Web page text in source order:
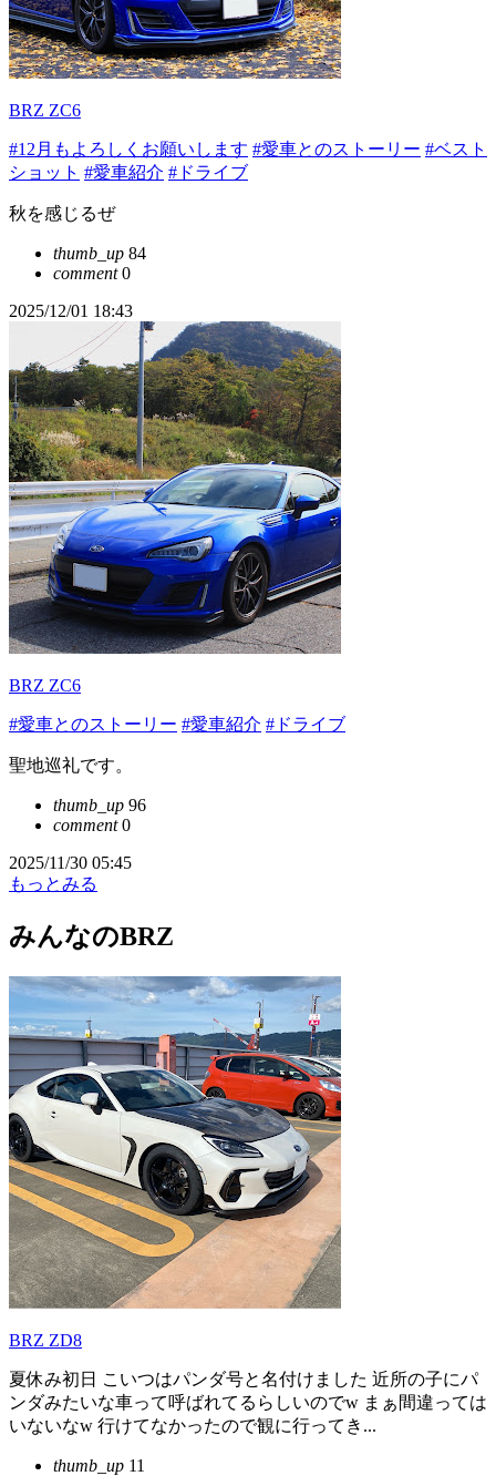
BRZ ZC6
#12月もよろしくお願いします #愛車とのストーリー #ベスト
ショット #愛車紹介 #ドライブ
秋を感じるぜ
thumb_up 84
comment0
2025/12/01 18:43
BRZ ZC6
#愛車とのストーリー #愛車紹介 #ドライブ
聖地巡礼です。
thumb_up 96
comment0
2025/11/30 05:45
もっとみる
みんなのBRZ
BRZ ZD8
夏休み初日 こいつはパンダ号と名付けました 近所の子にパ
ンダみたいな車って呼ばれてるらしいのでw まぁ間違っては
いないなw 行けてなかったので観に行ってき...
thumb_up 11